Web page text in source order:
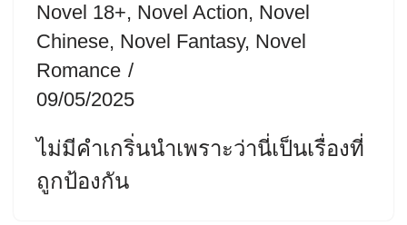
Novel 18+, Novel Action, Novel
Chinese, Novel Fantasy, Novel
Romance
09/05/2025
ไม่มีคำเกริ่นนำเพราะว่านี่เป็นเรื่องที่
ถูกป้องกัน